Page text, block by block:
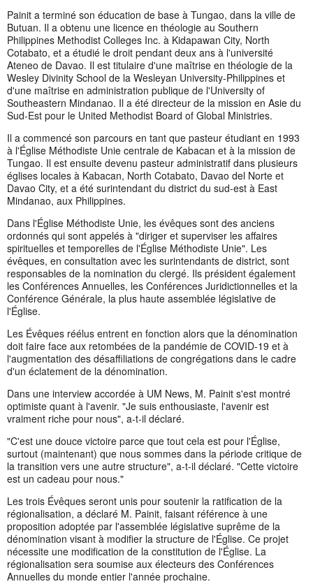
Painit a terminé son éducation de base à Tungao, dans la ville de
Butuan. Il a obtenu une licence en théologie au Southern
Philippines Methodist Colleges Inc. à Kidapawan City, North
Cotabato, et a étudié le droit pendant deux ans à l'université
Ateneo de Davao. Il est titulaire d'une maîtrise en théologie de la
Wesley Divinity School de la Wesleyan University-Philippines et
d'une maîtrise en administration publique de l'University of
Southeastern Mindanao. Il a été directeur de la mission en Asie du
Sud-Est pour le United Methodist Board of Global Ministries.
Il a commencé son parcours en tant que pasteur étudiant en 1993
à l'Église Méthodiste Unie centrale de Kabacan et à la mission de
Tungao. Il est ensuite devenu pasteur administratif dans plusieurs
églises locales à Kabacan, North Cotabato, Davao del Norte et
Davao City, et a été surintendant du district du sud-est à East
Mindanao, aux Philippines.
Dans l'Église Méthodiste Unie, les évêques sont des anciens
ordonnés qui sont appelés à "diriger et superviser les affaires
spirituelles et temporelles de l'Église Méthodiste Unie". Les
évêques, en consultation avec les surintendants de district, sont
responsables de la nomination du clergé. Ils président également
les Conférences Annuelles, les Conférences Juridictionnelles et la
Conférence Générale, la plus haute assemblée législative de
l'Église.
Les Évêques réélus entrent en fonction alors que la dénomination
doit faire face aux retombées de la pandémie de COVID-19 et à
l'augmentation des désaffiliations de congrégations dans le cadre
d'un éclatement de la dénomination.
Dans une interview accordée à UM News, M. Painit s'est montré
optimiste quant à l'avenir. "Je suis enthousiaste, l'avenir est
vraiment riche pour nous", a-t-il déclaré.
"C'est une douce victoire parce que tout cela est pour l'Église,
surtout (maintenant) que nous sommes dans la période critique de
la transition vers une autre structure", a-t-il déclaré. "Cette victoire
est un cadeau pour nous."
Les trois Évêques seront unis pour soutenir la ratification de la
régionalisation, a déclaré M. Painit, faisant référence à une
proposition adoptée par l'assemblée législative suprême de la
dénomination visant à modifier la structure de l'Église. Ce projet
nécessite une modification de la constitution de l'Église. La
régionalisation sera soumise aux électeurs des Conférences
Annuelles du monde entier l'année prochaine.